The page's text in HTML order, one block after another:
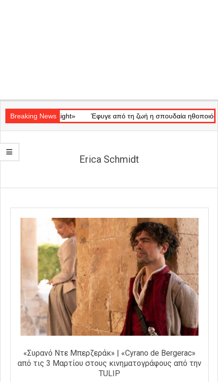
Navigation
Menu
Breaking News
«Ray of Light» Έφυγε από τη ζωή η σπουδαία ηθοποιός Μάρω
Erica Schmidt
«Συρανό Ντε Μπερζεράκ» | «Cyrano de Bergerac»
από τις 3 Μαρτίου στους κινηματογράφους από την
TULIP